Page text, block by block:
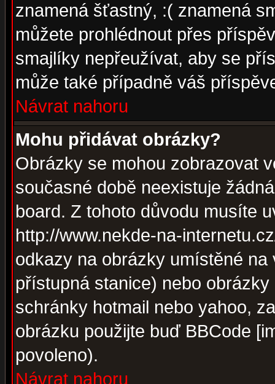
znamená šťastný, :( znamená
můžete prohlédnout přes
smajlíky nepřeužívat, aby se
může také případně váš
Návrat nahoru
Mohu přidávat obrázky?
Obrázky se mohou zobrazovat
současné době neexistuje
board. Z tohoto důvodu musíte
http://www.nekde-na-
odkazy na obrázky umístěné
přístupná stanice) nebo
schránky hotmail nebo yahoo,
obrázku použijte buď BBCode
povoleno).
Návrat nahoru